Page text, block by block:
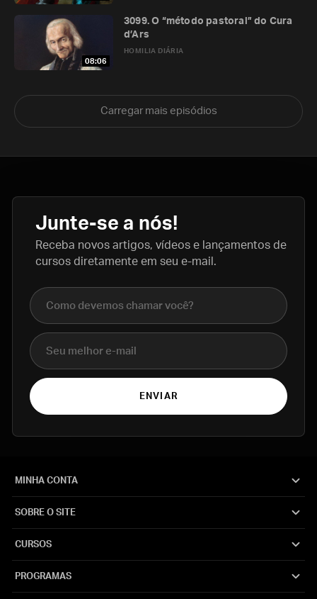
08:06
HOMILIA DIÁRIA
3099. O “método pastoral” do Cura
d’Ars
Carregar mais episódios
Junte-se a nós!
Receba novos artigos, vídeos e lançamentos de
cursos diretamente em seu e-mail.
Nome completo
E-mail
ENVIAR
MINHA CONTA
SOBRE O SITE
CURSOS
PROGRAMAS